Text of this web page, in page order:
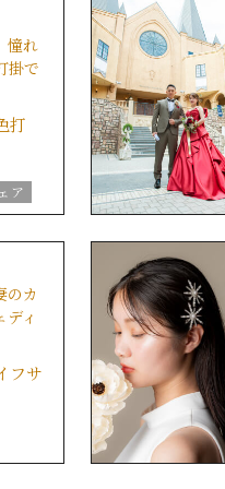
憧れ
掛で
打
ア
のカ
ィ
フサ